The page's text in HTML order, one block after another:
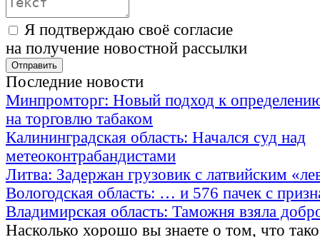
Я подтверждаю своё согласие
на получение новостной рассылки
Последние новости
Минпромторг: Новый подход к
на торговлю табаком
Калининградская область: Начался суд над
метеоконтрабандистами
Литва: Задержан грузовик с латвийским
Вологодская область: … и 576 пачек с
Владимирская область: Таможня взяла
Насколько хорошо вы знаете о том, что